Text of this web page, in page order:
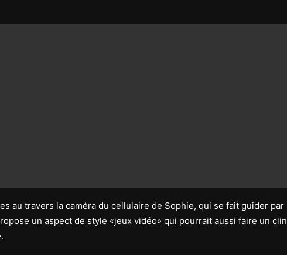
au travers la caméra du cellulaire de Sophie, qui se fait guider par
un aspect de style «jeux vidéo» qui pourrait aussi faire un clin
.